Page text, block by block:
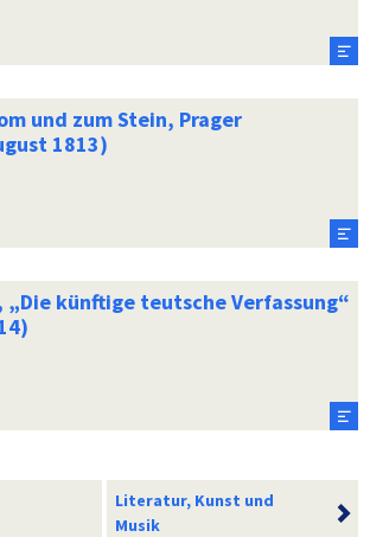
und zum Stein, Prager
1813)
„Die künftige teutsche Verfassung“
Literatur, Kunst und
Musik